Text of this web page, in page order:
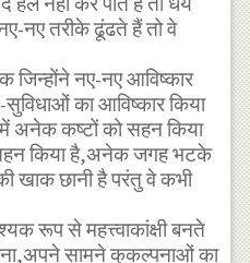
नए तरीके ढूंढते हैं तो वे
जिन्होंने नए-नए आविष्कार
का आविष्कार किया
अनेक कष्टों को सहन किया
किया है,अनेक जगह भटके
खाक छानी है परंतु वे कभी
रूप से महत्त्वाकांक्षी बनते
सामने कुकल्पनाओं का